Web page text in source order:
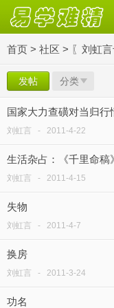
首页 > 社区 > 〖刘虹
发帖 分类
国家大力查磺对当归行
刘虹言 - 2011-4-22
生活杂占：《千里命
刘虹言 - 2011-4-15
失物
刘虹言 - 2011-4-7
换房
刘虹言 - 2011-3-24
功名